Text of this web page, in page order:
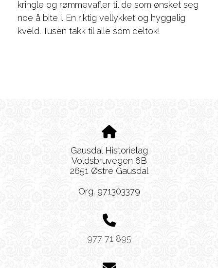
kringle og rømmevafler til de som ønsket seg
noe å bite i. En riktig vellykket og hyggelig
kveld. Tusen takk til alle som deltok!
Gausdal Historielag
Voldsbruvegen 6B
2651 Østre Gausdal
Org. 971303379
977 71 895